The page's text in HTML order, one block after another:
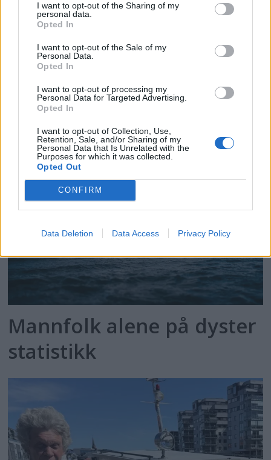
I want to opt-out of the Sharing of my
personal data.
Opted In
I want to opt-out of the Sale of my
Personal Data.
Opted In
I want to opt-out of processing my
Personal Data for Targeted Advertising.
Opted In
I want to opt-out of Collection, Use,
Retention, Sale, and/or Sharing of my
Personal Data that Is Unrelated with the
Purposes for which it was collected.
Opted Out
CONFIRM
Data Deletion Data Access Privacy Policy
Sommersøndager på
Ødegaarden båtbyggeri
Mannfolk alene på dyster
statistikk